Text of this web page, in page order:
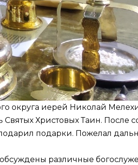
округа иерей Николай
Христовых Таин. После
подарки. Пожелал
различные